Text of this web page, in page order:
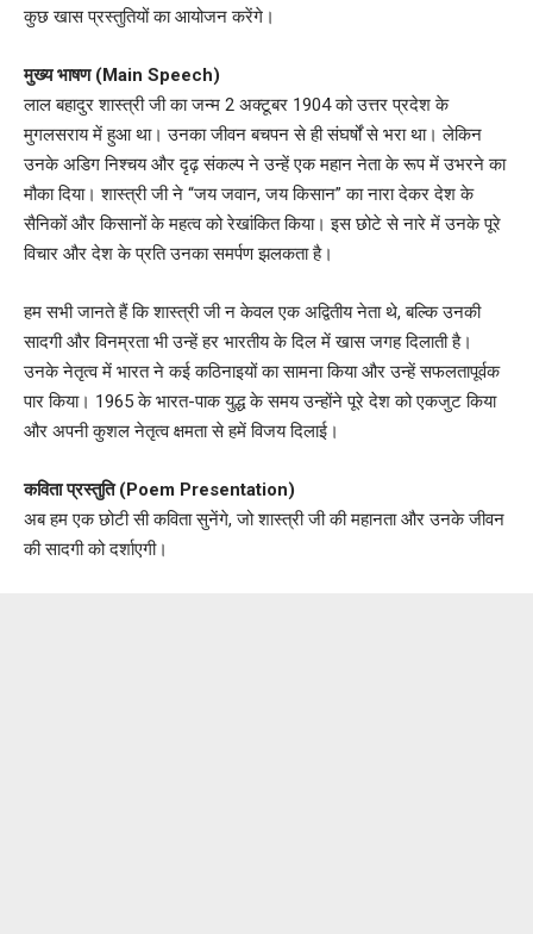
कुछ खास प्रस्तुतियों का आयोजन करेंगे।
मुख्य भाषण (Main Speech)
लाल बहादुर शास्त्री जी का जन्म 2 अक्टूबर 1904 को उत्तर प्रदेश के
मुगलसराय में हुआ था। उनका जीवन बचपन से ही संघर्षों से भरा था। लेकिन
उनके अडिग निश्चय और दृढ़ संकल्प ने उन्हें एक महान नेता के रूप में उभरने का
मौका दिया। शास्त्री जी ने “जय जवान, जय किसान” का नारा देकर देश के
सैनिकों और किसानों के महत्व को रेखांकित किया। इस छोटे से नारे में उनके पूरे
विचार और देश के प्रति उनका समर्पण झलकता है।
हम सभी जानते हैं कि शास्त्री जी न केवल एक अद्वितीय नेता थे, बल्कि उनकी
सादगी और विनम्रता भी उन्हें हर भारतीय के दिल में खास जगह दिलाती है।
उनके नेतृत्व में भारत ने कई कठिनाइयों का सामना किया और उन्हें सफलतापूर्वक
पार किया। 1965 के भारत-पाक युद्ध के समय उन्होंने पूरे देश को एकजुट किया
और अपनी कुशल नेतृत्व क्षमता से हमें विजय दिलाई।
कविता प्रस्तुति (Poem Presentation)
अब हम एक छोटी सी कविता सुनेंगे, जो शास्त्री जी की महानता और उनके जीवन
की सादगी को दर्शाएगी।